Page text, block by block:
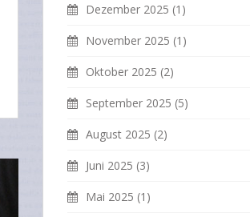
Dezember 2025 (1)
November 2025 (1)
Oktober 2025 (2)
September 2025 (5)
August 2025 (2)
Juni 2025 (3)
Mai 2025 (1)